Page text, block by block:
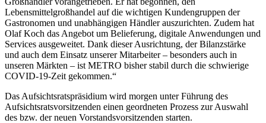
Lebensmittelgroßhandel auf die wichtigen Kundengruppen der
Gastronomen und unabhängigen Händler auszurichten. Zudem hat
Olaf Koch das Angebot um Belieferung, digitale Anwendungen und
Services ausgeweitet. Dank dieser Ausrichtung, der Bilanzstärke
und auch dem Einsatz unserer Mitarbeiter – besonders auch in
unseren Märkten – ist METRO bisher stabil durch die schwierige
COVID-19-Zeit gekommen.“
Das Aufsichtsratspräsidium wird morgen unter Führung des
Aufsichtsratsvorsitzenden einen geordneten Prozess zur Auswahl
des bzw. der neuen Vorstandsvorsitzenden starten.